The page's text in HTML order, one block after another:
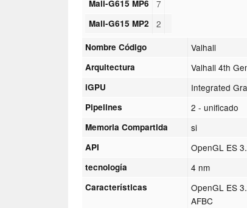
Mali-G615 MP6 7
Mali-G615 MP2 2
Nombre Código Valhall
Arquitectura Valhall 4th
iGPU Integrated
Pipelines 2 - unificado
Memoria Compartida si
API OpenGL ES
tecnología 4 nm
Características
OpenGL ES
AFBC